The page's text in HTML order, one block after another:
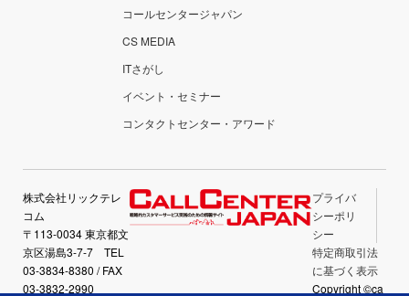
コールセンタージャパン
CS MEDIA
ITさがし
イベント・セミナー
コンタクトセンター・アワード
株式会社リックテレ
コム
〒113-0034 東京都文
京区湯島3-7-7 TEL
03-3834-8380 / FAX
03-3832-2990
プライバ
シーポリ
シー
特定商取引法
に基づく表示
Copyright ©ca